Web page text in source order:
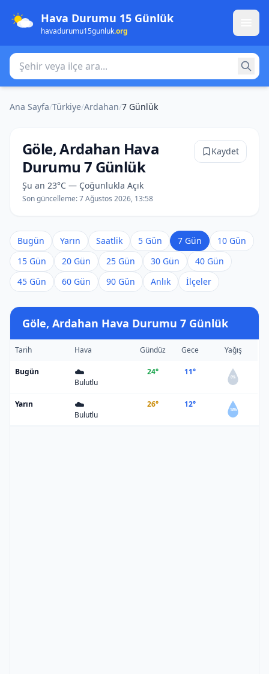
Hava Durumu 15 Günlük
havadurumu15gunluk.org
Şehir veya ilçe ara
Ana Sayfa/Türkiye/Ardahan/7 Günlük
Göle, Ardahan Hava
Durumu 7 Günlük
Şu an 23°C — Çoğunlukla Açık
Son güncelleme:7 Ağustos 2026, 13:58
Kaydet
Bugün Yarın Saatlik 5 Gün 7 Gün
10 Gün
15 Gün
20 Gün 25 Gün 30 Gün
40 Gün
45 Gün
60 Gün 90 Gün Anlık İlçeler
Göle, Ardahan Hava Durumu 7 Günlük
Tarih Hava Gündüz Gece Yağış
Bugün ☁️
Bulutlu
24° 11°
0%
Yarın ☁️
Bulutlu
26° 12°
13%